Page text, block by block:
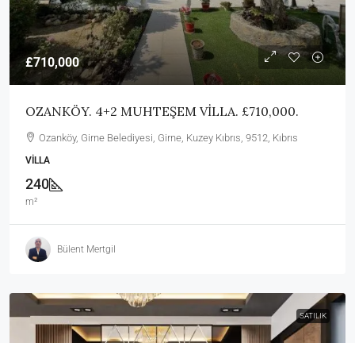
£710,000
OZANKÖY. 4+2 MUHTEŞEM VİLLA. £710,000.
Ozanköy, Girne Belediyesi, Girne, Kuzey Kıbrıs, 9512, Kıbrıs
VILLA
240
m²
Bülent Mertgil
SATILIK